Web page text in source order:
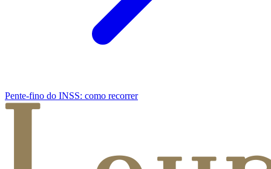
Pente-fino do INSS: como recorrer